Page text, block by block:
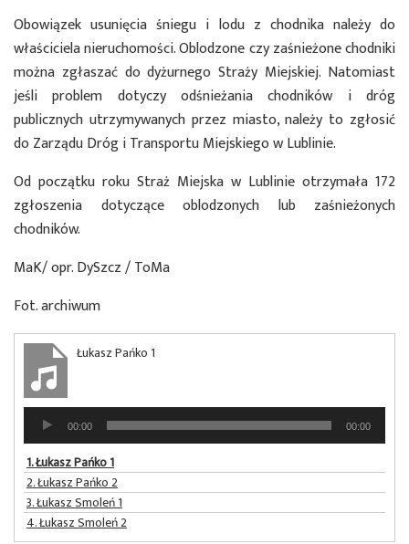
Obowiązek usunięcia śniegu i lodu z chodnika należy do
właściciela nieruchomości. Oblodzone czy zaśnieżone chodniki
można zgłaszać do dyżurnego Straży Miejskiej. Natomiast
jeśli problem dotyczy odśnieżania chodników i dróg
publicznych utrzymywanych przez miasto, należy to zgłosić
do Zarządu Dróg i Transportu Miejskiego w Lublinie.
Od początku roku Straż Miejska w Lublinie otrzymała 172
zgłoszenia dotyczące oblodzonych lub zaśnieżonych
chodników.
MaK/ opr. DySzcz / ToMa
Fot. archiwum
Łukasz Pańko 1
Odtwarzacz
plików
dźwiękowych
00:00 00:00
1.Łukasz Pańko 1
2.Łukasz Pańko 2
3.Łukasz Smoleń 1
4.Łukasz Smoleń 2